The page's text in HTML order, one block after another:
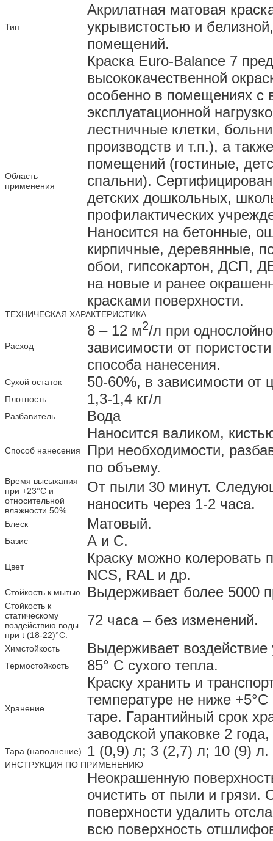
Тип
Акрилатная матовая
укрывистостью и
помещений.
Область
применения
Краска Euro-Balance 7
высококачественной
особенно в помещениях с
эксплуатационной
лестничные клетки,
производств и т.п.), а
помещений (гостиные,
спальни).
детских дошкольных,
профилактических
Наносится на бетонные,
кирпичные, деревянные,
обои, гипсокартон, ДСП,
на новые и ранее
красками поверхности.
ТЕХНИЧЕСКАЯ ХАРАКТЕРИСТИКА
Расход
8 – 12 м2/л при
зависимости от
способа нанесения.
Сухой остаток 50-60%, в зависимости от
Плотность 1,3-1,4 кг/л
Разбавитель Вода
Способ нанесения
Наносится валиком,
При необходимости,
по объему.
Время высыхания
при +23°С и
относительной
влажности 50%
От пыли 30 минут.
наносить через 1-2 часа.
Блеск Матовый.
Базис А и С.
Цвет
Краску можно колеровать
NCS, RAL и др.
Стойкость к мытью Выдерживает более 5000
Стойкость к
статическому
воздействию воды
при t (18-22)°C.
72 часа – без изменений.
Химстойкость Выдерживает воздействие
Термостойкость 85° С сухого тепла.
Хранение
Краску хранить и
температуре не ниже +5°С
таре. Гарантийный срок
заводской упаковке 2
Тара (наполнение) 1 (0,9) л; 3 (2,7) л; 10 (9) л.
ИНСТРУКЦИЯ ПО ПРИМЕНЕНИЮ
Неокрашенную
очистить от пыли и грязи.
поверхности удалить
всю поверхность